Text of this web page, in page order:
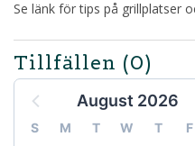
Se länk för tips på grillplatser
Tillfällen (0)
August 2026
S M T W T F